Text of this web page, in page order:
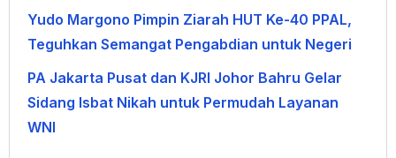
Yudo Margono Pimpin Ziarah HUT Ke-40 PPAL,
Teguhkan Semangat Pengabdian untuk Negeri
PA Jakarta Pusat dan KJRI Johor Bahru Gelar
Sidang Isbat Nikah untuk Permudah Layanan
WNI